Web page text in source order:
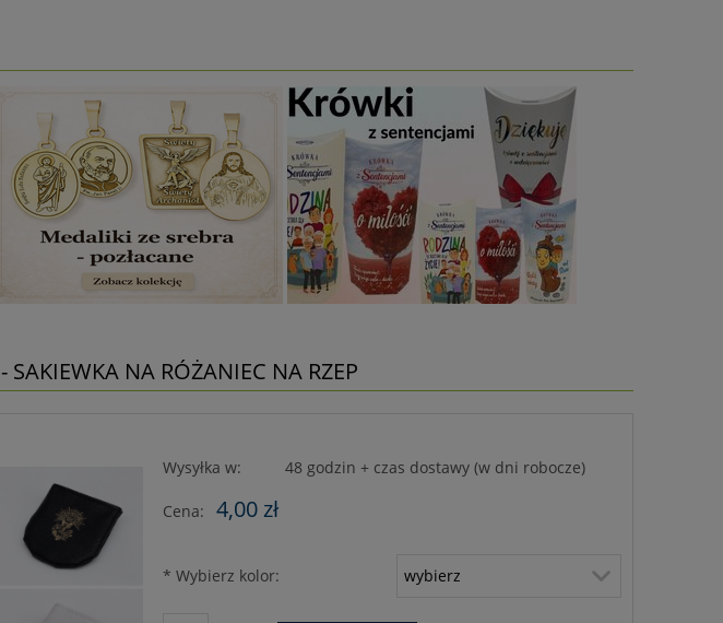
NA RÓŻANIEC NA RZEP
Wysyłka w: 48 godzin + czas dostawy (w dni robocze)
Cena: 4,00 zł
* Wybierz kolor: